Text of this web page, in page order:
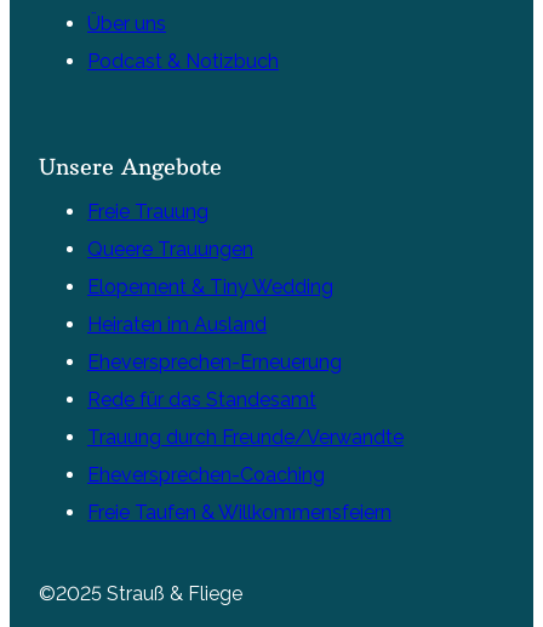
Über uns
Podcast & Notizbuch
Unsere Angebote
Freie Trauung
Queere Trauungen
Elopement & Tiny Wedding
Heiraten im Ausland
Eheversprechen-Erneuerung
Rede für das Standesamt
Trauung durch Freunde/Verwandte
Eheversprechen-Coaching
Freie Taufen & Willkommensfeiern
©2025 Strauß & Fliege